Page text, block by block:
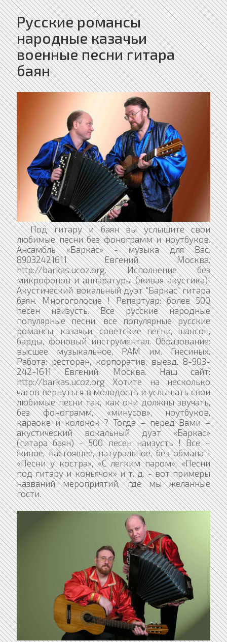
Русские романсы
народные казачьи
военные песни гитара
баян
Под гитару и баян вы услышите свои
любимые песни без фонограмм и ноутбуков.
Ансамбль «Баркас» - музыка для Вас.
89032421611 Евгений. Москва.
http://barkas.ucoz.org. Исполнение без
микрофонов и аппаратуры (живая акустика)!
Акустический вокальный дуэт “Баркас” гитара
баян. Многоголосие ! Репертуар: более 500
песен наизусть. Все русские народные
популярные песни, все популярные русские
романсы, казачьи, советские песни, шансон,
барды, фоновый инструментал. Образование:
высшее музыкальное, РАМ им. Гнесиных.
Работа: ресторан, корпоратив, выезд. 8-903-
242-1611 Евгений. Москва. Наш сайт:
http://barkas.ucoz.org Хотите на несколько
часов вернуться в молодость и услышать свои
любимые песни так, как они должны звучать,
без фонограмм, «минусов», ноутбуков,
караоке и колонок ? Тогда – перед Вами –
акустический вокальный дуэт «Баркас»
(гитара баян) - 500 песен наизусть ! Все –
живое, настоящее, натуральное, без обмана !
«Песни у костра», «С легким паром», «Песни
под гитару и коньячок» и т. д. - вот примеры
названий мероприятий, где мы желанные
гости.